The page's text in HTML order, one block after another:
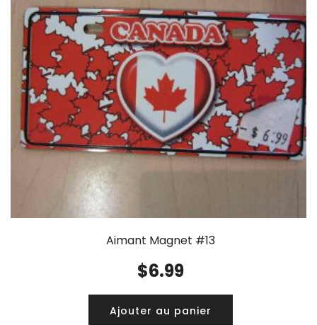
Aimant Magnet #13
$6.99
Ajouter au panier